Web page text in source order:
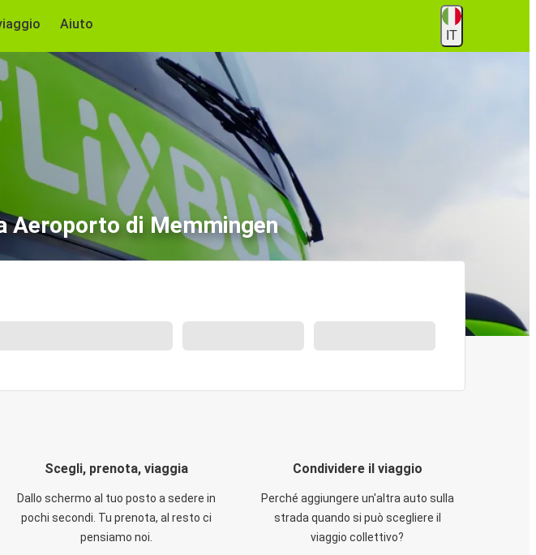
Aiuto
IT
Aeroporto di Memmingen
Scegli, prenota, viaggia
Dallo schermo al tuo posto a sedere in
pochi secondi. Tu prenota, al resto ci
pensiamo noi.
Condividere il viaggio
Perché aggiungere un'altra auto sulla
strada quando si può scegliere il
viaggio collettivo?